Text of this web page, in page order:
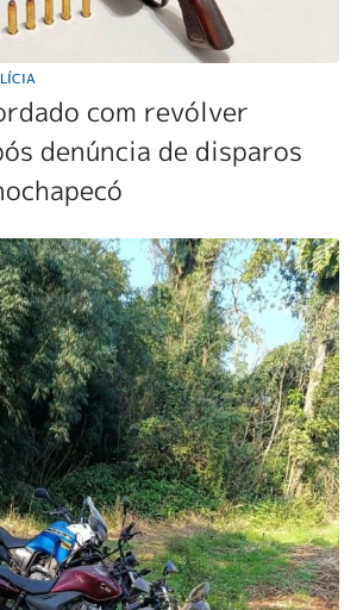
com revólver
denúncia de disparos